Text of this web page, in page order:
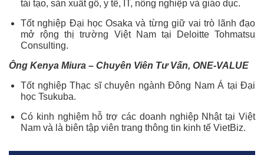
tái tạo, sản xuất gỗ, y tế, IT, nông nghiệp và giáo dục.
Tốt nghiệp Đại học Osaka và từng giữ vai trò lãnh đạo
mở rộng thị trường Việt Nam tại Deloitte Tohmatsu
Consulting.
Ông Kenya Miura – Chuyên Viên Tư Vấn, ONE-VALUE
Tốt nghiệp Thạc sĩ chuyên ngành Đông Nam Á tại Đại
học Tsukuba.
Có kinh nghiệm hỗ trợ các doanh nghiệp Nhật tại Việt
Nam và là biên tập viên trang thông tin kinh tế VietBiz.